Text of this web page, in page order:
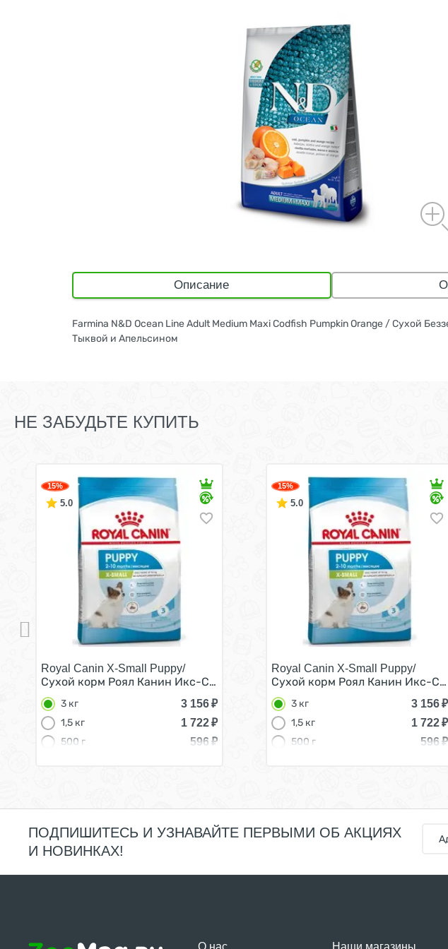
Описание
Farmina N&D Ocean Line Adult Medium Maxi Codfish Pumpkin Orange / Сухой
Тыквой и Апельсином
НЕ ЗАБУДЬТЕ КУПИТЬ
15%
5.0
Royal Canin X-Small Puppy/
Сухой корм Роял Канин Икс-Смолл Паппи для Щенков мелких пород 3 кг
3 кг 3 156₽
1,5 кг
1 722₽
500 г
596 ₽
15%
5.0
Royal Canin X-Small Puppy/
Сухой корм Роял Канин Икс-
3 кг 3 156₽
1,5 кг
1 722₽
500 г
596 ₽
ПОДПИШИТЕСЬ И УЗНАВАЙТЕ ПЕРВЫМИ ОБ АКЦИЯХ
И НОВИНКАХ!
О нас Наши магазины